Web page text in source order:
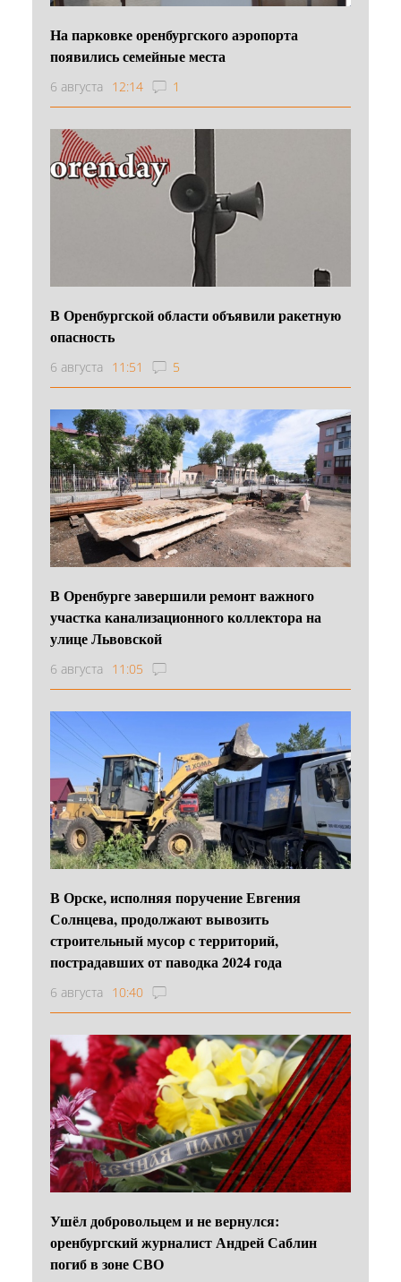
На парковке оренбургского аэропорта
появились семейные места
6 августа 12:14 1
В Оренбургской области объявили ракетную
опасность
6 августа 11:51 5
В Оренбурге завершили ремонт важного
участка канализационного коллектора на
улице Львовской
6 августа 11:05
В Орске, исполняя поручение Евгения
Солнцева, продолжают вывозить
строительный мусор с территорий,
пострадавших от паводка 2024 года
6 августа 10:40
Ушёл добровольцем и не вернулся:
оренбургский журналист Андрей Саблин
погиб в зоне СВО